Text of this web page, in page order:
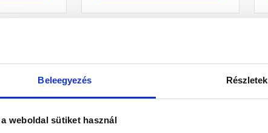
Beleegyezés Részletek
a weboldal sütiket használ